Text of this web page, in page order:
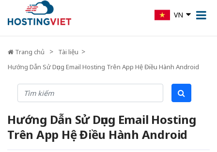
VN
Trang chủ
Tài liệu
Hướng Dẫn Sử Dụng Email Hosting Trên App Hệ Điều Hành Android
Hướng Dẫn Sử Dụng Email Hosting
Trên App Hệ Điều Hành Android